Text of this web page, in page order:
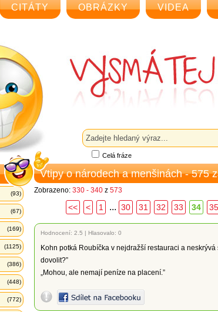
CITÁTY OBRÁZKY VIDEA
Celá fráze
(93)
(67)
(169)
(1125)
(386)
(448)
(772)
Vtipy o národech a menšinách - 575
Zobrazeno: 330 - 340 z 573
<< < 1 ... 30 31 32 33 34 35
Hodnocení: 2.5 | Hlasovalo: 0
Kohn potká Roubíčka v nejdražší restauraci a neskrývá
dovolit?”
„Mohou, ale nemají peníze na placení.”